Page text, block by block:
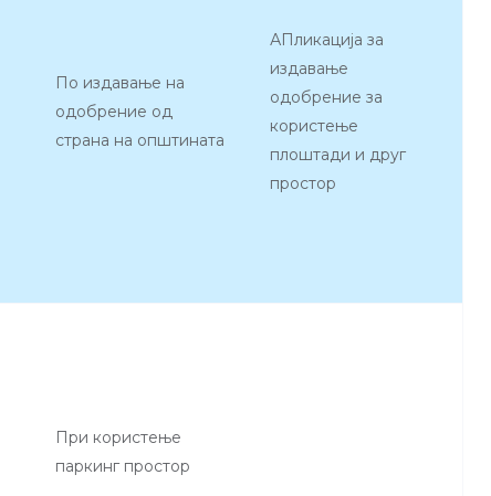
По издавање на
одобрение од
страна на општината
АПликација за
издавање
одобрение за
користење
плоштади и друг
простор
При користење
паркинг простор